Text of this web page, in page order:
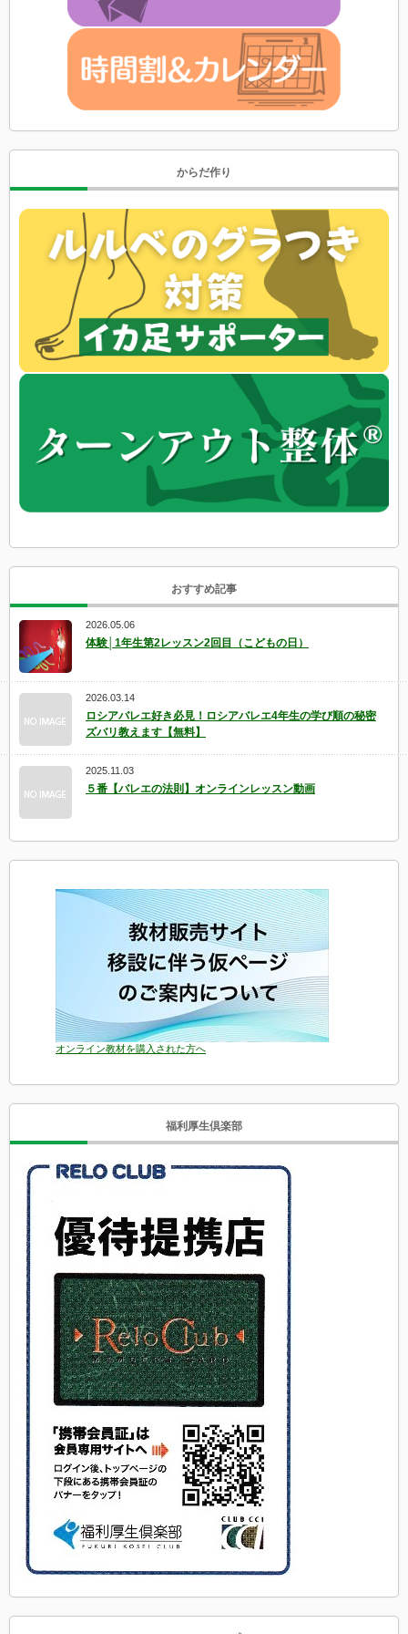
からだ作り
おすすめ記事
2026.05.06
体験│1年生第2レッスン2回目（こどもの日）
2026.03.14
ロシアバレエ好き必見！ロシアバレエ4年生の学び順の秘密
ズバリ教えます【無料】
2025.11.03
５番【バレエの法則】オンラインレッスン動画
オンライン教材を購入された方へ
福利厚生倶楽部